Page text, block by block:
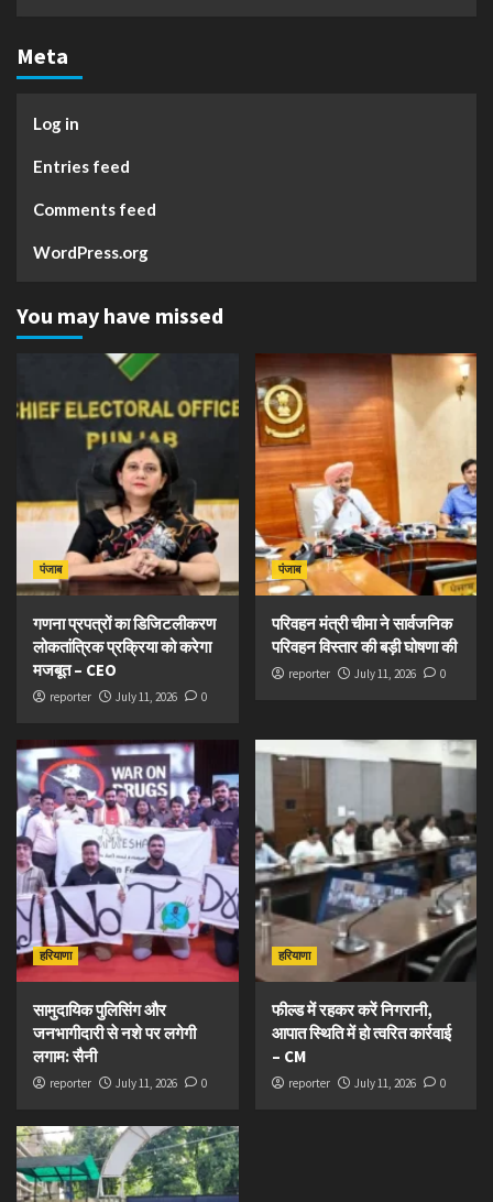
Meta
Log in
Entries feed
Comments feed
WordPress.org
You may have missed
पंजाब
गणना प्रपत्रों का डिजिटलीकरण
लोकतांत्रिक प्रक्रिया को करेगा
मजबूत – CEO
reporter July 11, 2026 0
पंजाब
परिवहन मंत्री चीमा ने सार्वजनिक
परिवहन विस्तार की बड़ी घोषणा की
reporter July 11, 2026 0
हरियाणा
सामुदायिक पुलिसिंग और
जनभागीदारी से नशे पर लगेगी
लगाम: सैनी
reporter July 11, 2026 0
हरियाणा
फील्ड में रहकर करें निगरानी,
आपात स्थिति में हो त्वरित कार्रवाई
– CM
reporter July 11, 2026 0